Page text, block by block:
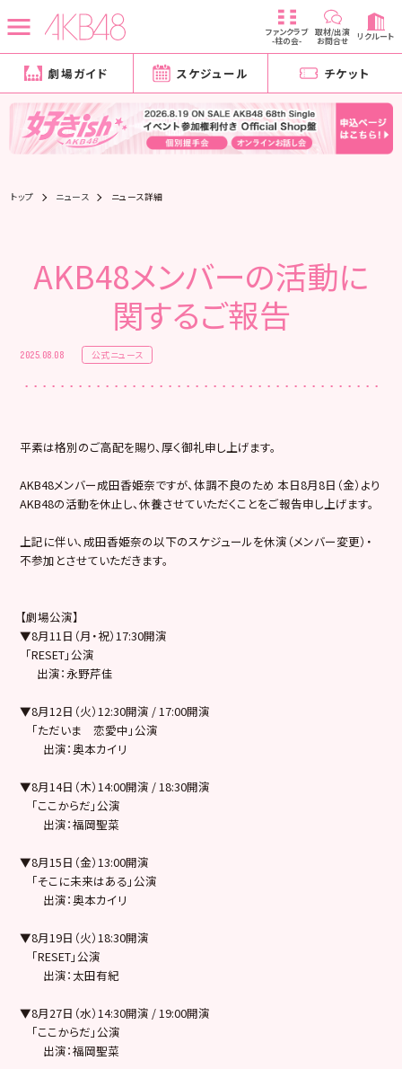
ファンクラブ
-柱の会-
取材/出演
お問合せ リクルート
劇場ガイド スケジュール チケット
トップ ニュース ニュース詳細
AKB48メンバーの活動に
関するご報告
2025.08.08 公式ニュース
平素は格別のご高配を賜り、厚く御礼申し上げます。
AKB48メンバー成田香姫奈ですが、体調不良のため 本日8月8日（金）より
AKB48の活動を休止し、休養させていただくことをご報告申し上げます。
上記に伴い、成田香姫奈の以下のスケジュールを休演（メンバー変更）・
不参加とさせていただきます。
【劇場公演】
▼8月11日（月・祝）17:30開演
「RESET」公演
出演：永野芹佳
▼8月12日（火）12:30開演 / 17:00開演
「ただいま 恋愛中」公演
出演：奥本カイリ
▼8月14日（木）14:00開演 / 18:30開演
「ここからだ」公演
出演：福岡聖菜
▼8月15日（金）13:00開演
「そこに未来はある」公演
出演：奥本カイリ
▼8月19日（火）18:30開演
「RESET」公演
出演：太田有紀
▼8月27日（水）14:30開演 / 19:00開演
「ここからだ」公演
出演：福岡聖菜